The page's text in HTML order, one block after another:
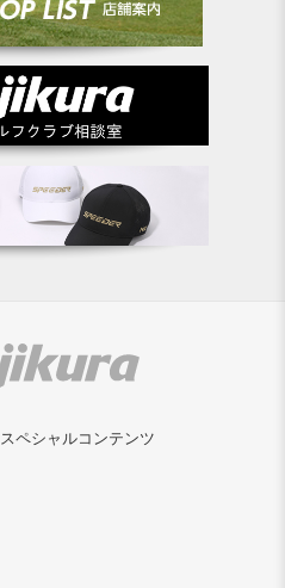
スペシャルコンテンツ